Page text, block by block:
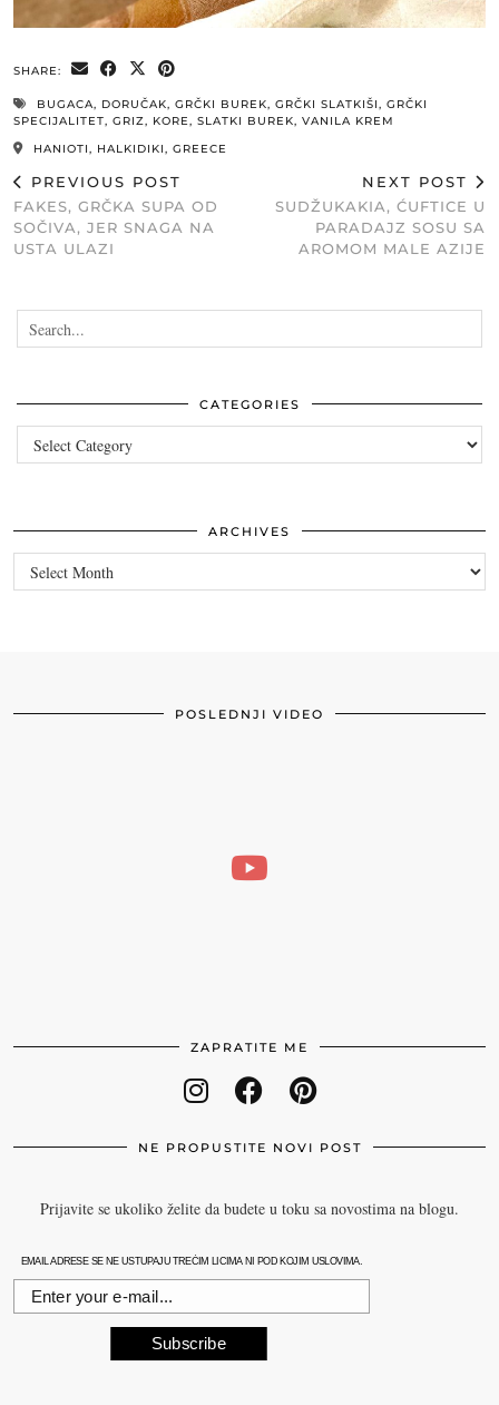
SHARE:
BUGACA, DORUČAK, GRČKI BUREK, GRČKI SLATKIŠI, GRČKI
SPECIJALITET, GRIZ, KORE, SLATKI BUREK, VANILA KREM
HANIOTI, HALKIDIKI, GREECE
PREVIOUS POST
FAKES, GRČKA SUPA OD
SOČIVA, JER SNAGA NA
USTA ULAZI
NEXT POST
SUDŽUKAKIA, ĆUFTICE U
PARADAJZ SOSU SA
AROMOM MALE AZIJE
CATEGORIES
Categories
ARCHIVES
Archives
POSLEDNJI VIDEO
ZAPRATITE ME
NE PROPUSTITE NOVI POST
Prijavite se ukoliko želite da budete u toku sa novostima na blogu.
Subscribe
EMAIL ADRESE SE NE USTUPAJU TREĆIM LICIMA NI POD KOJIM USLOVIMA.